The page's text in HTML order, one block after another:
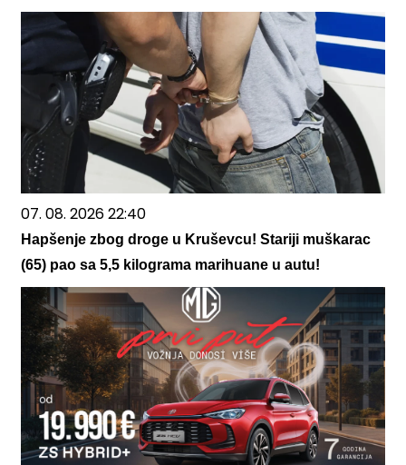
07. 08. 2026 22:40
Hapšenje zbog droge u Kruševcu! Stariji muškarac
(65) pao sa 5,5 kilograma marihuane u autu!